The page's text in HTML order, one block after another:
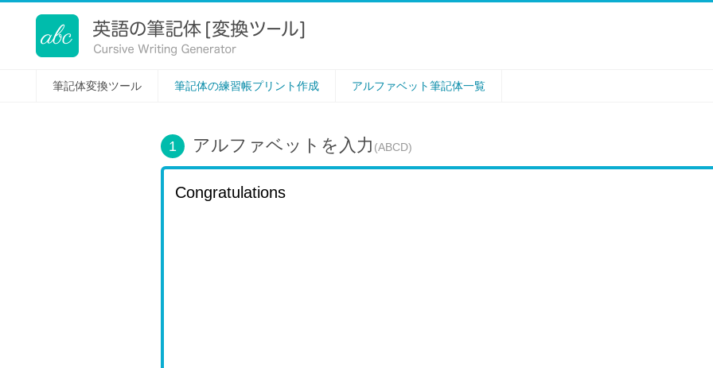
筆記体変換ツール[Cursive Writing]
筆記体変換ツール 筆記体の練習帳プリント作成 アルファベット筆記体一覧
1 アルファベットを入力 (ABCD)